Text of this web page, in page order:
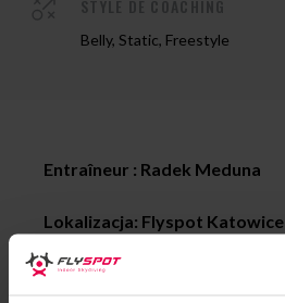
Belly, Static, Freestyle
Entraîneur : Radek Meduna
Lokalizacja: Flyspot Katowice
Data:08-11.05.2025